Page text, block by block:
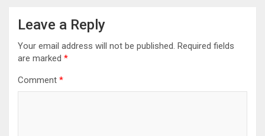
Leave a Reply
Your email address will not be published. Required fields
are marked *
Comment *